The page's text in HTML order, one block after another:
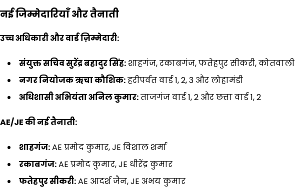
नई जिम्मेदारियाँ और तैनाती
उच्च अधिकारी और वार्ड ज़िम्मेदारी:
संयुक्त सचिव सुरेंद्र बहादुर सिंह: शाहगंज, रकाबगंज, फतेहपुर सीकरी, कोतवाली
नगर नियोजक ऋचा कौशिक:हरीपर्वत वार्ड 1, 2, 3 और लोहामंडी
अधिशासी अभियंता अनिल कुमार:ताजगंज वार्ड 1, 2 और छत्ता वार्ड 1, 2
AE/JE की नई तैनाती:
शाहगंज:AE प्रमोद कुमार, JE विशाल शर्मा
रकाबगंज:AE प्रमोद कुमार, JE धीरेंद्र कुमार
फतेहपुर सीकरी:AE आदर्श जैन, JE अभय कुमार